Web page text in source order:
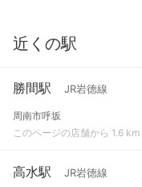
近くの駅
勝間駅 JR岩徳線
周南市呼坂
このページの店舗から 1.6 km
高水駅 JR岩徳線